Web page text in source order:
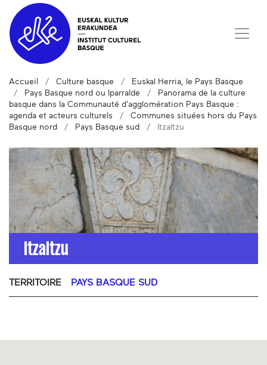
Accueil Culture basque
Euskal Herria, le Pays Basque
Pays Basque nord ou Iparralde
Panorama de la culture
basque dans la Communauté d'agglomération Pays Basque :
agenda et acteurs culturels
Communes situées hors du Pays
Basque nord
Pays Basque sud Itzaltzu
Itzaltzu
TERRITOIRE PAYS BASQUE SUD